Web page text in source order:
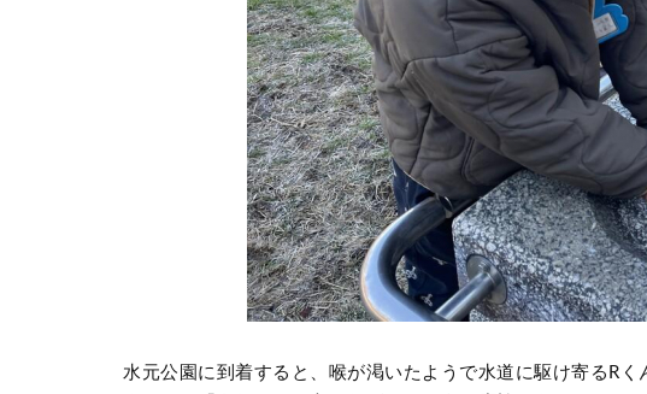
水元公園に到着すると、喉が渇いたようで水道に駆け寄るR